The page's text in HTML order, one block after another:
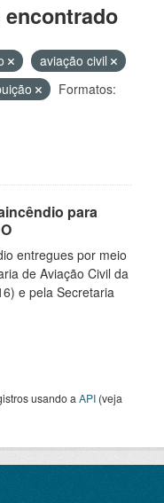
aviação civil
Formatos:
para
entregues por meio
de Aviação Civil da
e pela Secretaria
usando a API (veja